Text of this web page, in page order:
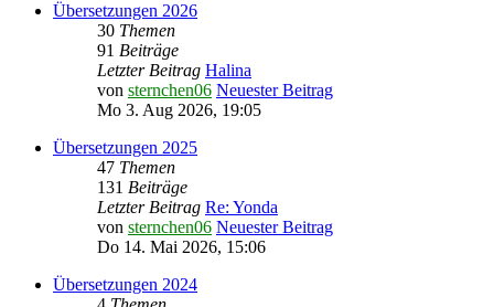
Übersetzungen 2026
30 Themen
91 Beiträge
Letzter Beitrag Halina
von sternchen06 Neuester Beitrag
Mo 3. Aug 2026, 19:05
Übersetzungen 2025
47 Themen
131 Beiträge
Letzter Beitrag Re: Yonda
von sternchen06 Neuester Beitrag
Do 14. Mai 2026, 15:06
Übersetzungen 2024